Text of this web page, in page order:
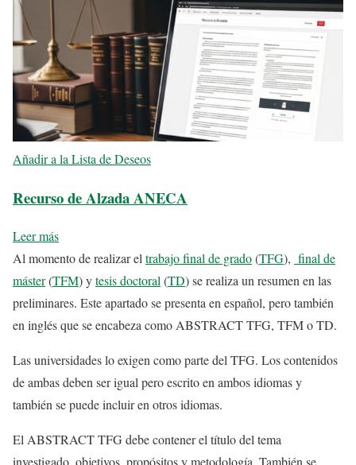
Añadir a la Lista de Deseos
Recurso de Alzada ANECA
Leer más
Al momento de realizar eltrabajo final de grado(TFG), final de
máster(TFM) ytesis doctoral(TD) se realiza un resumen en las
preliminares. Este apartado se presenta en español, pero también
en inglés que se encabeza como ABSTRACT TFG, TFM o TD.
Las universidades lo exigen como parte del TFG. Los contenidos
de ambas deben ser igual pero escrito en ambos idiomas y
también se puede incluir en otros idiomas.
El ABSTRACT TFG debe contener el título del tema